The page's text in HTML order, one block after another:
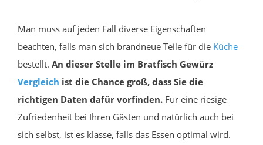
Man muss auf jeden Fall diverse Eigenschaften
beachten, falls man sich brandneue Teile für die Küche
bestellt. An dieser Stelle im Bratfisch Gewürz
Vergleich ist die Chance groß, dass Sie die
richtigen Daten dafür vorfinden. Für eine riesige
Zufriedenheit bei Ihren Gästen und natürlich auch bei
sich selbst, ist es klasse, falls das Essen optimal wird.